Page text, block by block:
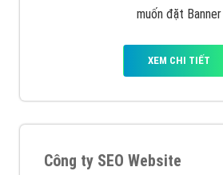
muốn đặt Banner
XEM CHI TIẾT
Công ty SEO Website